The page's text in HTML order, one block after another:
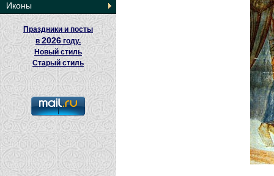
Иконы
Праздники и посты
в2026 году.
Новый стиль
Старый стиль